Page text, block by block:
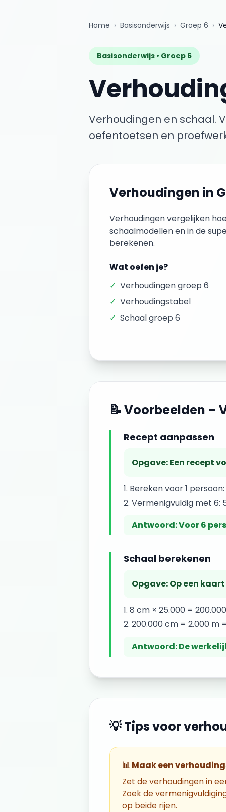
Home › Basisonderwijs › Groep 6 ›
Basisonderwijs • Groep 6
Verhoudingen en schaal.
oefentoetsen en
Verhoudingen in
Verhoudingen vergelijken
schaalmodellen en in de
berekenen.
Wat oefen je?
✓ Verhoudingen groep 6
✓ Verhoudingstabel
✓ Schaal groep 6
📝 Voorbeelden –
Recept aanpassen
Opgave:Een recept
Bereken voor 1
Vermenigvuldig met 6:
Antwoord:Voor 6
Schaal berekenen
Opgave:Op een
8 cm × 25.000 =
200.000 cm = 2.000 m
Antwoord:De
💡 Tips voor
📊 Maak een
Zet de verhoudingen in
Zoek de
op beide rijen.